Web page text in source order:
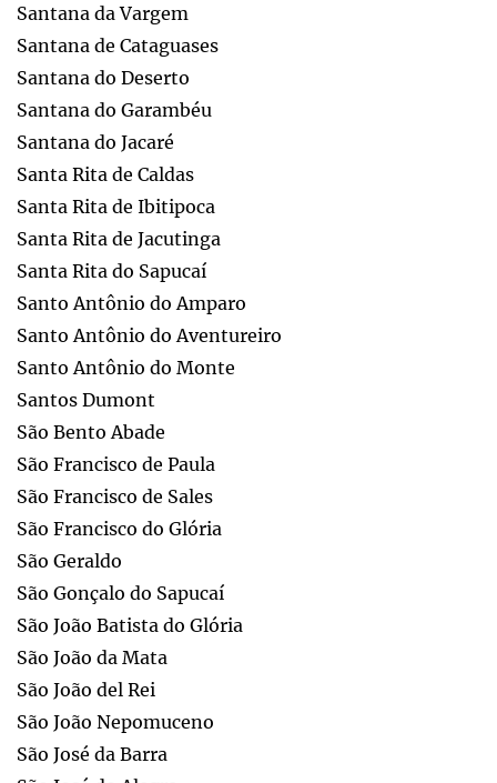
Santana da Vargem
Santana de Cataguases
Santana do Deserto
Santana do Garambéu
Santana do Jacaré
Santa Rita de Caldas
Santa Rita de Ibitipoca
Santa Rita de Jacutinga
Santa Rita do Sapucaí
Santo Antônio do Amparo
Santo Antônio do Aventureiro
Santo Antônio do Monte
Santos Dumont
São Bento Abade
São Francisco de Paula
São Francisco de Sales
São Francisco do Glória
São Geraldo
São Gonçalo do Sapucaí
São João Batista do Glória
São João da Mata
São João del Rei
São João Nepomuceno
São José da Barra